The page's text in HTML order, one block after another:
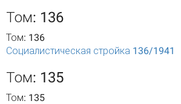
Том: 136
Том: 136
Социалистическая стройка 136/1941
Том: 135
Том: 135